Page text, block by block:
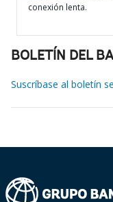
conexión lenta.
BOLETÍN DEL
Suscríbase al boletín